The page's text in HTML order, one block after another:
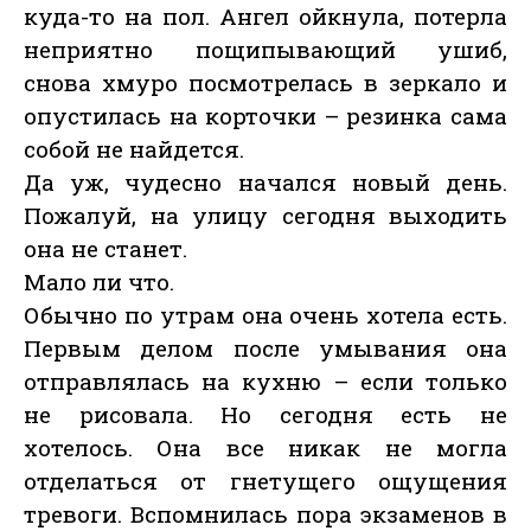
куда-то на пол. Ангел ойкнула, потерла
неприятно пощипывающий ушиб,
снова хмуро посмотрелась в зеркало и
опустилась на корточки – резинка сама
собой не найдется.
Да уж, чудесно начался новый день.
Пожалуй, на улицу сегодня выходить
она не станет.
Мало ли что.
Обычно по утрам она очень хотела есть.
Первым делом после умывания она
отправлялась на кухню – если только
не рисовала. Но сегодня есть не
хотелось. Она все никак не могла
отделаться от гнетущего ощущения
тревоги. Вспомнилась пора экзаменов в